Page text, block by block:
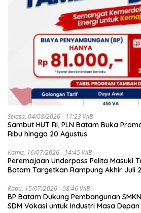
Selasa, 04/08/2026 - 11:23 WIB
Sambut HUT RI, PLN Batam Buka
Ribu hingga 20 Agustus
Kamis, 16/07/2026 - 14:45 WIB
Peremajaan Underpass Pelita Masuki
Batam Targetkan Rampung Akhir Juli
Rabu, 15/07/2026 - 08:46 WIB
BP Batam Dukung Pembangunan
SDM Vokasi untuk Industri Masa Depan